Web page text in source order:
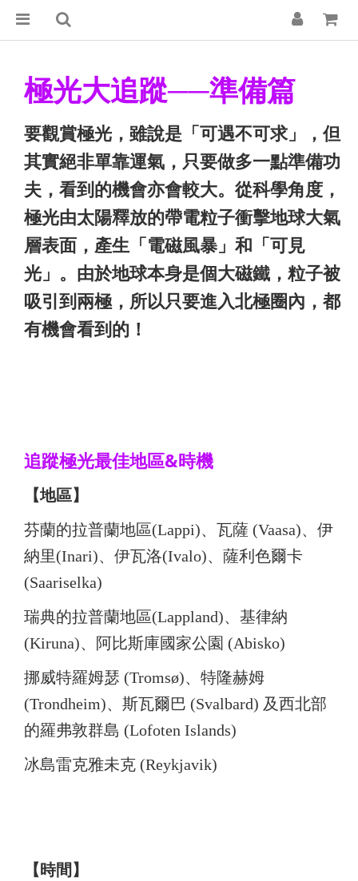
極光大追蹤──準備篇
要觀賞極光，雖說是「可遇不可求」，但
其實絕非單靠運氣，只要做多一點準備功
夫，看到的機會亦會較大。從科學角度，
極光由太陽釋放的帶電粒子衝擊地球大氣
層表面，產生「電磁風暴」和「可見
光」。由於地球本身是個大磁鐵，粒子被
吸引到兩極，所以只要進入北極圈內，都
有機會看到的！
追蹤極光最佳地區&時機
【地區】
芬蘭的拉普蘭地區(Lappi)、瓦薩 (Vaasa)、伊
納里(Inari)、伊瓦洛(Ivalo)、薩利色爾卡
(Saariselka)
瑞典的拉普蘭地區(Lappland)、基律納
(Kiruna)、阿比斯庫國家公園 (Abisko)
挪威特羅姆瑟 (Tromsø)、特隆赫姆
(Trondheim)、斯瓦爾巴 (Svalbard) 及西北部
的羅弗敦群島 (Lofoten Islands)
冰島雷克雅未克 (Reykjavik)
【時間】